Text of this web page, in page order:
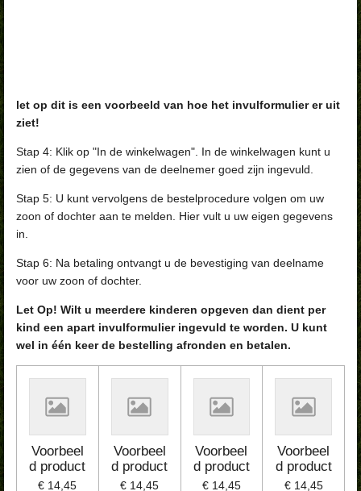
let op dit is een voorbeeld van hoe het invulformulier er uit
ziet!
Stap 4: Klik op "In de winkelwagen". In de winkelwagen kunt u
zien of de gegevens van de deelnemer goed zijn ingevuld.
Stap 5: U kunt vervolgens de bestelprocedure volgen om uw
zoon of dochter aan te melden. Hier vult u uw eigen gegevens
in.
Stap 6: Na betaling ontvangt u de bevestiging van deelname
voor uw zoon of dochter.
Let Op! Wilt u meerdere kinderen opgeven dan dient per
kind een apart invulformulier ingevuld te worden. U kunt
wel in één keer de bestelling afronden en betalen.
Voorbeel
d product
€ 14,45
Voorbeel
d product
€ 14,45
Voorbeel
d product
€ 14,45
Voorbeel
d product
€ 14,45